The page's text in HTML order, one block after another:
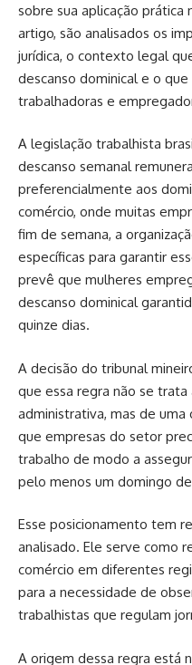
sobre sua aplicação
artigo, são analisados os
jurídica, o contexto legal
descanso dominical e o que
trabalhadoras e
A legislação trabalhista
descanso semanal
preferencialmente aos
comércio, onde muitas
fim de semana, a
específicas para garantir
prevê que mulheres
descanso dominical
quinze dias.
A decisão do tribunal
que essa regra não se
administrativa, mas de uma
que empresas do setor
trabalho de modo a
pelo menos um domingo
Esse posicionamento tem
analisado. Ele serve como
comércio em diferentes
para a necessidade de
trabalhistas que regulam
A origem dessa regra está